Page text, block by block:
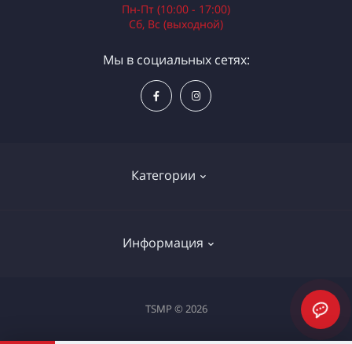
Категории
Электроинструменты
Информация
Доставка и оплата
Пн-Пт (10:00 - 17:00)
Сб, Вс (выходной)
Мы в социальных сетях:
TSMP © 2026